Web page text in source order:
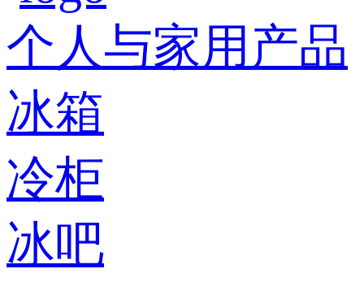
个人与家用产品
冰箱
冷柜
冰吧